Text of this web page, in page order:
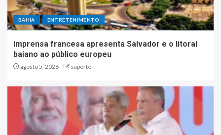
BAHIA ENTRETENIMENTO
Imprensa francesa apresenta Salvador e o litoral
baiano ao público europeu
agosto 5, 2026 suporte